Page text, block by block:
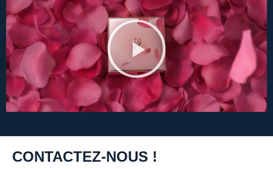
CONTACTEZ-NOUS !